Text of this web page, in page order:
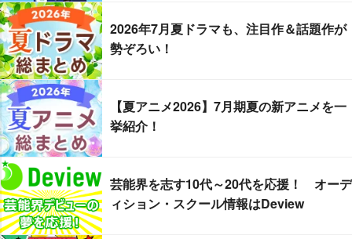
2026年7月夏ドラマも、注目作＆話題作が
勢ぞろい！
【夏アニメ2026】7月期夏の新アニメを一
挙紹介！
芸能界を志す10代～20代を応援！ オーデ
ィション・スクール情報はDeview